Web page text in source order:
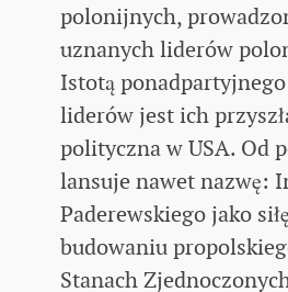
polonijnych,
uznanych liderów
Istotą ponadpartyjnego
liderów jest ich
polityczna w USA. Od
lansuje nawet nazwę:
Paderewskiego jako
budowaniu
Stanach